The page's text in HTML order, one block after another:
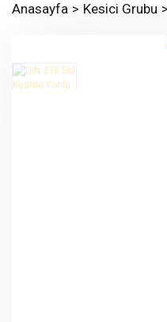
Anasayfa Kesici Grubu